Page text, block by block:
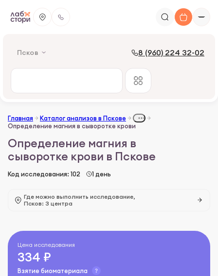
Псков 8 (960) 224 32-02
Главная
Каталог анализов в Пскове
Определение магния в сыворотке крови
Определение магния в
сыворотке крови в Пскове
Код исследования: 102 1 день
Где можно выполнить исследование,
Псков: 3 центра
Цена исследования
334 ₽
Взятие биоматериала